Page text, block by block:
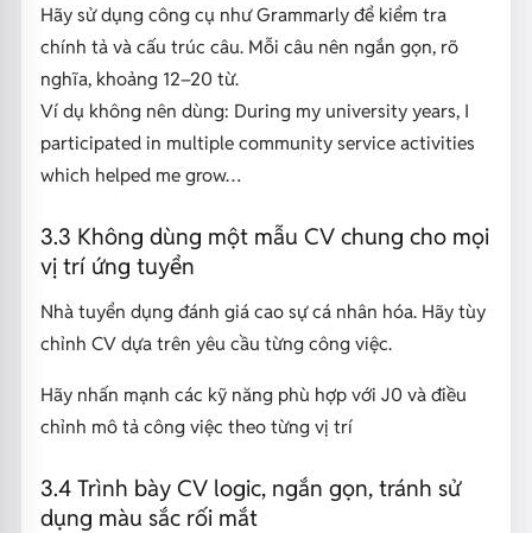
Hãy sử dụng công cụ như Grammarly để kiểm tra
chính tả và cấu trúc câu. Mỗi câu nên ngắn gọn, rõ
nghĩa, khoảng 12–20 từ.
Ví dụ không nên dùng: During my university years, I
participated in multiple community service activities
which helped me grow…
3.3 Không dùng một mẫu CV chung cho mọi
vị trí ứng tuyển
Nhà tuyển dụng đánh giá cao sự cá nhân hóa. Hãy tùy
chỉnh CV dựa trên yêu cầu từng công việc.
Hãy nhấn mạnh các kỹ năng phù hợp với J0 và điều
chỉnh mô tả công việc theo từng vị trí
3.4 Trình bày CV logic, ngắn gọn, tránh sử
dụng màu sắc rối mắt